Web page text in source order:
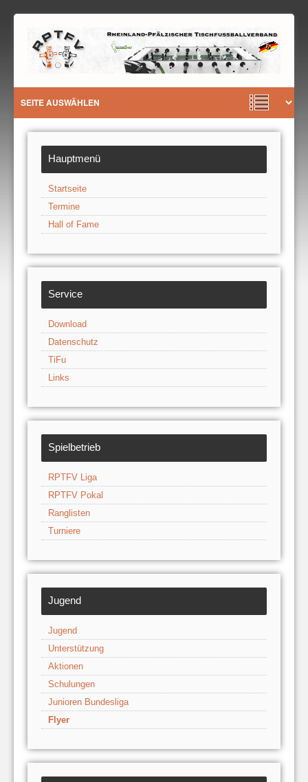
Hauptmenü
Startseite
Termine
Hall of Fame
Service
Download
Datenschutz
TiFu
Links
Spielbetrieb
RPTFV Liga
RPTFV Pokal
Ranglisten
Turniere
Jugend
Jugend
Unterstützung
Aktionen
Schulungen
Junioren Bundesliga
Flyer